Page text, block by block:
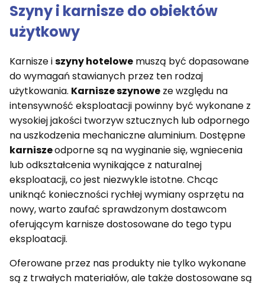
Szyny i karnisze do obiektów
użytkowy
Karnisze iszyny hotelowe muszą być dopasowane
do wymagań stawianych przez ten rodzaj
użytkowania. Karnisze szynowe ze względu na
intensywność eksploatacji powinny być wykonane z
wysokiej jakości tworzyw sztucznych lub odpornego
na uszkodzenia mechaniczne aluminium. Dostępne
karniszeodporne są na wyginanie się, wgniecenia
lub odkształcenia wynikające z naturalnej
eksploatacji, co jest niezwykle istotne. Chcąc
uniknąć konieczności rychłej wymiany osprzętu na
nowy, warto zaufać sprawdzonym dostawcom
oferującym karnisze dostosowane do tego typu
eksploatacji.
Oferowane przez nas produkty nie tylko wykonane
są z trwałych materiałów, ale także dostosowane są